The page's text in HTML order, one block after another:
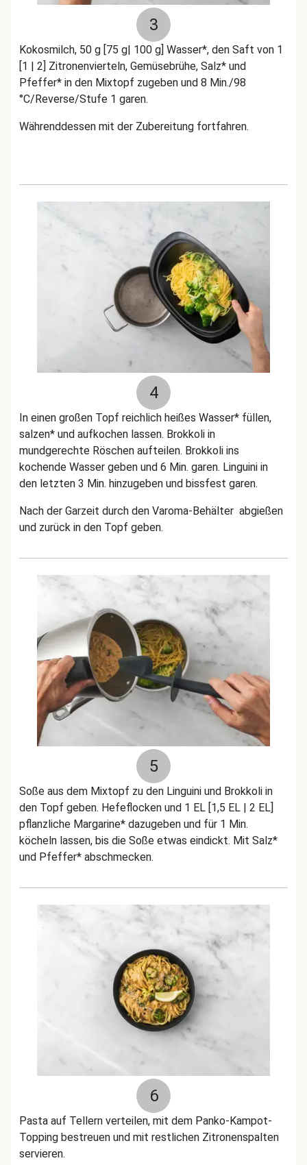
3
Kokosmilch, 50 g [75 g| 100 g] Wasser*, den Saft von 1
[1 | 2] Zitronenvierteln, Gemüsebrühe, Salz* und
Pfeffer* in den Mixtopf zugeben und 8 Min./98
°C/Reverse/Stufe 1 garen.
Währenddessen mit der Zubereitung fortfahren.
4
In einen großen Topf reichlich heißes Wasser* füllen,
salzen* und aufkochen lassen. Brokkoli in
mundgerechte Röschen aufteilen. Brokkoli ins
kochende Wasser geben und 6 Min. garen. Linguini in
den letzten 3 Min. hinzugeben und bissfest garen.
Nach der Garzeit durch den Varoma-Behälter abgießen
und zurück in den Topf geben.
5
Soße aus dem Mixtopf zu den Linguini und Brokkoli in
den Topf geben. Hefeflocken und 1 EL [1,5 EL | 2 EL]
pflanzliche Margarine* dazugeben und für 1 Min.
köcheln lassen, bis die Soße etwas eindickt. Mit Salz*
und Pfeffer* abschmecken.
6
Pasta auf Tellern verteilen, mit dem Panko-Kampot-
Topping bestreuen und mit restlichen Zitronenspalten
servieren.